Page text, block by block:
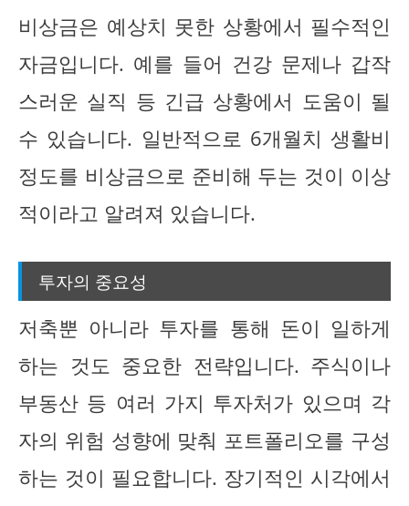
비상금은 예상치 못한 상황에서 필수적인
자금입니다. 예를 들어 건강 문제나 갑작
스러운 실직 등 긴급 상황에서 도움이 될
수 있습니다. 일반적으로 6개월치 생활비
정도를 비상금으로 준비해 두는 것이 이상
적이라고 알려져 있습니다.
투자의 중요성
저축뿐 아니라 투자를 통해 돈이 일하게
하는 것도 중요한 전략입니다. 주식이나
부동산 등 여러 가지 투자처가 있으며 각
자의 위험 성향에 맞춰 포트폴리오를 구성
하는 것이 필요합니다. 장기적인 시각에서